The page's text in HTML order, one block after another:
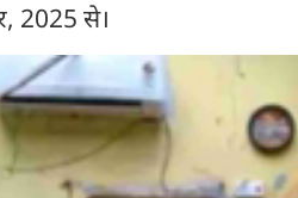
2025 से।